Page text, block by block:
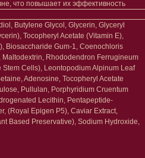
что повышает их эффективность
Butylene Glycol, Glycerin, Glyceryl
Tocopheryl Acetate (Vitamin E),
Biosaccharide Gum-1, Coenochloris
Rhododendron Ferrugineum
Cells), Leontopodium Alpinum Leaf
Adenosine, Tocopheryl Acetate
Pullulan, Porphyridium Cruentum
Lecithin, Pentapeptide-
(Royal Epigen P5), Caviar Extract,
Based Preservative), Sodium Hydroxide,